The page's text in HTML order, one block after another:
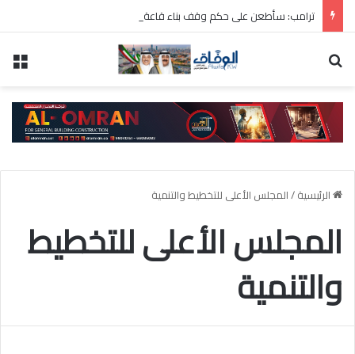
ترامب: سأطعن على حكم وقف بناء قاعة الاحتفالات بالبيت الأبيض
الرئيسية/المجلس الأعلى للتخطيط والتنمية
المجلس الأعلى للتخطيط
والتنمية